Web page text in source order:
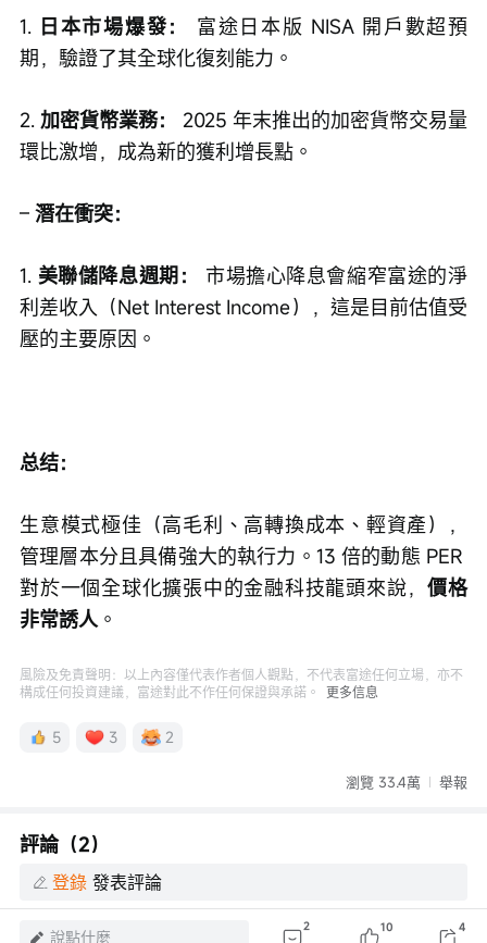
1. 日本市場爆發：
富途日本版 NISA 開戶數超預
期，驗證了其全球化復刻能力。
2. 加密貨幣業務：
2025 年末推出的加密貨幣交易量
環比激增，成為新的獲利增長點。
– 潛在衝突：
1. 美聯儲降息週期：
市場擔心降息會縮窄富途的淨
利差收入（Net Interest Income），這是目前估值受
壓的主要原因。
总结：
生意模式極佳（高毛利、高轉換成本、輕資產），
管理層本分且具備強大的執行力。13 倍的動態 PER
對於一個全球化擴張中的金融科技龍頭來說，價格
非常誘人。
風險及免責聲明：以上內容僅代表作者個人觀點，不代表富途任何立場，亦不
構成任何投資建議，富途對此不作任何保證與承諾。
更多信息
5 3 2
瀏覽 33.4萬 舉報
評論（2）
登錄 發表評論
說點什麼
2 10 4